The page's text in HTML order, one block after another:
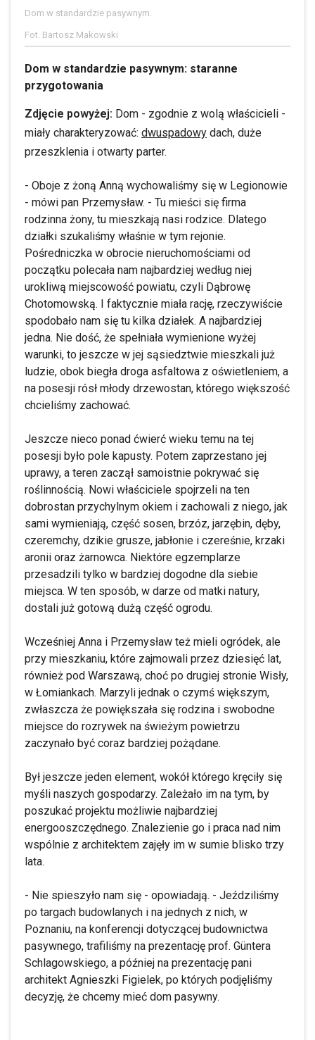
Dom w standardzie pasywnym.
Fot. Bartosz Makowski
Dom w standardzie pasywnym: staranne
przygotowania
Zdjęcie powyżej: Dom - zgodnie z wolą właścicieli -
miały charakteryzować: dwuspadowy dach, duże
przeszklenia i otwarty parter.
- Oboje z żoną Anną wychowaliśmy się w Legionowie
- mówi pan Przemysław. - Tu mieści się firma
rodzinna żony, tu mieszkają nasi rodzice. Dlatego
działki szukaliśmy właśnie w tym rejonie.
Pośredniczka w obrocie nieruchomościami od
początku polecała nam najbardziej według niej
urokliwą miejscowość powiatu, czyli Dąbrowę
Chotomowską. I faktycznie miała rację, rzeczywiście
spodobało nam się tu kilka działek. A najbardziej
jedna. Nie dość, że spełniała wymienione wyżej
warunki, to jeszcze w jej sąsiedztwie mieszkali już
ludzie, obok biegła droga asfaltowa z oświetleniem, a
na posesji rósł młody drzewostan, którego większość
chcieliśmy zachować.
Jeszcze nieco ponad ćwierć wieku temu na tej
posesji było pole kapusty. Potem zaprzestano jej
uprawy, a teren zaczął samoistnie pokrywać się
roślinnością. Nowi właściciele spojrzeli na ten
dobrostan przychylnym okiem i zachowali z niego, jak
sami wymieniają, część sosen, brzóz, jarzębin, dęby,
czeremchy, dzikie grusze, jabłonie i czereśnie, krzaki
aronii oraz żarnowca. Niektóre egzemplarze
przesadzili tylko w bardziej dogodne dla siebie
miejsca. W ten sposób, w darze od matki natury,
dostali już gotową dużą część ogrodu.
Wcześniej Anna i Przemysław też mieli ogródek, ale
przy mieszkaniu, które zajmowali przez dziesięć lat,
również pod Warszawą, choć po drugiej stronie Wisły,
w Łomiankach. Marzyli jednak o czymś większym,
zwłaszcza że powiększała się rodzina i swobodne
miejsce do rozrywek na świeżym powietrzu
zaczynało być coraz bardziej pożądane.
Był jeszcze jeden element, wokół którego kręciły się
myśli naszych gospodarzy. Zależało im na tym, by
poszukać projektu możliwie najbardziej
energooszczędnego. Znalezienie go i praca nad nim
wspólnie z architektem zajęły im w sumie blisko trzy
lata.
- Nie spieszyło nam się - opowiadają. - Jeździliśmy
po targach budowlanych i na jednych z nich, w
Poznaniu, na konferencji dotyczącej budownictwa
pasywnego, trafiliśmy na prezentację prof. Güntera
Schlagowskiego, a później na prezentację pani
architekt Agnieszki Figielek, po których podjęliśmy
decyzję, że chcemy mieć dom pasywny.